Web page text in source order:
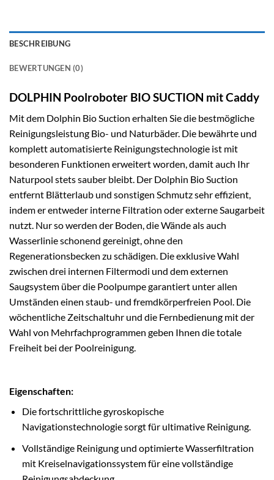
BESCHREIBUNG
BEWERTUNGEN (0)
DOLPHIN Poolroboter BIO SUCTION mit Caddy
Mit dem Dolphin Bio Suction erhalten Sie die bestmögliche
Reinigungsleistung Bio- und Naturbäder. Die bewährte und
komplett automatisierte Reinigungstechnologie ist mit
besonderen Funktionen erweitert worden, damit auch Ihr
Naturpool stets sauber bleibt. Der Dolphin Bio Suction
entfernt Blätterlaub und sonstigen Schmutz sehr effizient,
indem er entweder interne Filtration oder externe Saugarbeit
nutzt. Nur so werden der Boden, die Wände als auch
Wasserlinie schonend gereinigt, ohne den
Regenerationsbecken zu schädigen. Die exklusive Wahl
zwischen drei internen Filtermodi und dem externen
Saugsystem über die Poolpumpe garantiert unter allen
Umständen einen staub- und fremdkörperfreien Pool. Die
wöchentliche Zeitschaltuhr und die Fernbedienung mit der
Wahl von Mehrfachprogrammen geben Ihnen die totale
Freiheit bei der Poolreinigung.
Eigenschaften:
Die fortschrittliche gyroskopische
Navigationstechnologie sorgt für ultimative Reinigung.
Vollständige Reinigung und optimierte Wasserfiltration
mit Kreiselnavigationssystem für eine vollständige